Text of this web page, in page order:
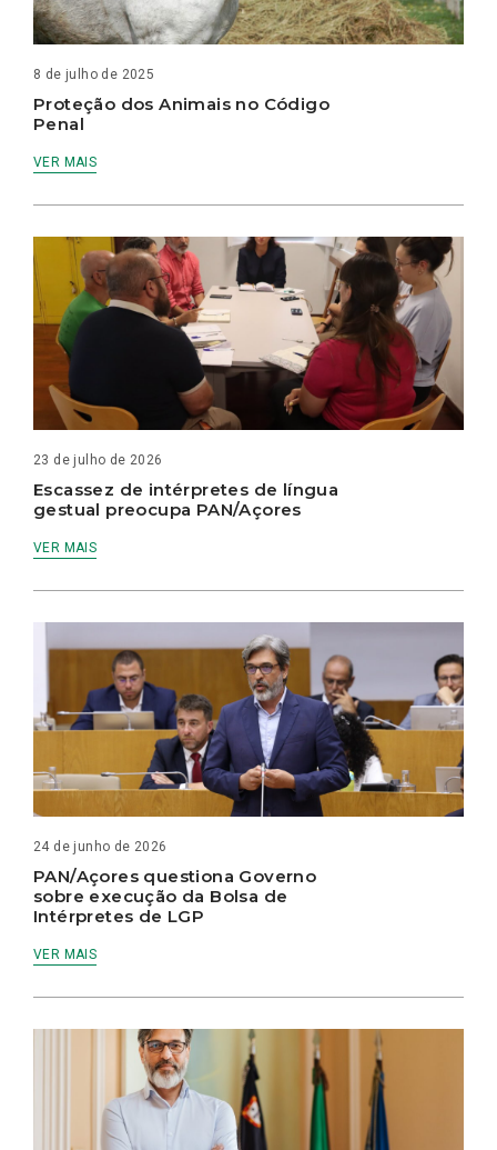
8 de julho de 2025
Proteção dos Animais no Código
Penal
VER MAIS
23 de julho de 2026
Escassez de intérpretes de língua
gestual preocupa PAN/Açores
VER MAIS
24 de junho de 2026
PAN/Açores questiona Governo
sobre execução da Bolsa de
Intérpretes de LGP
VER MAIS